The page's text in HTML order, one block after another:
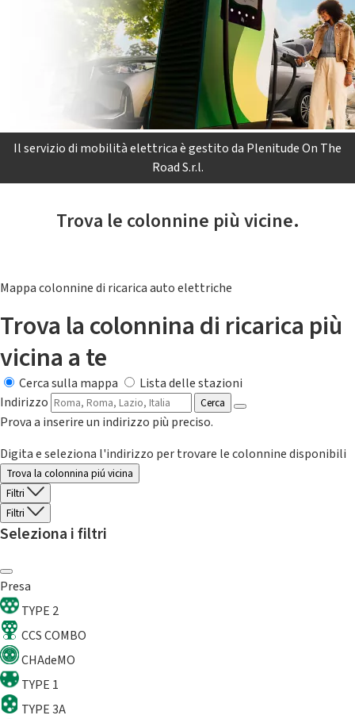
Il servizio di mobilità elettrica è gestito da Plenitude On The
Road S.r.l.
Trova le colonnine più vicine.
Mappa colonnine di ricarica auto elettriche
Trova la colonnina di ricarica più
vicina a te
Cerca sulla mappa
Lista delle stazioni
Indirizzo
Cerca
Prova a inserire un indirizzo più preciso.
Digita e seleziona l'indirizzo per trovare le colonnine disponibili
Trova la colonnina piú vicina
Filtri
Filtri
Seleziona i filtri
Presa
TYPE 2
CCS COMBO
CHAdeMO
TYPE 1
TYPE 3A